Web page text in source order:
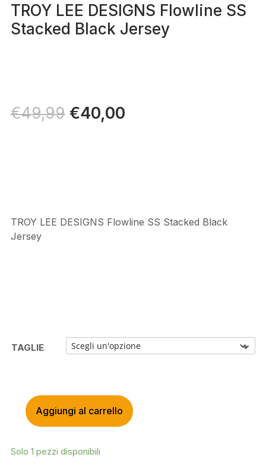
TROY LEE DESIGNS Flowline SS
Stacked Black Jersey
€49,99 Il
prezzo
€40,00Il
TROY LEE DESIGNS Flowline SS Stacked Black
Jersey
TAGLIE
TROY
FLOWLINE
Aggiungi al carrello
Solo 1 pezzi disponibili